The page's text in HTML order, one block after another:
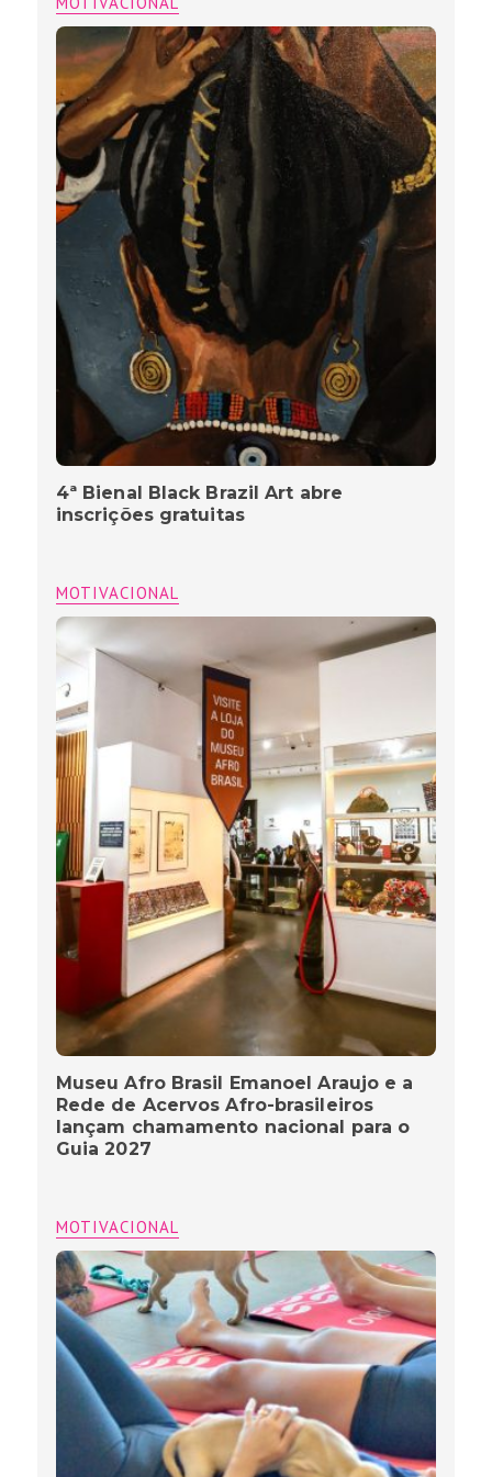
4ª Bienal Black Brazil Art abre
inscrições gratuitas
MOTIVACIONAL
Museu Afro Brasil Emanoel Araujo e a
Rede de Acervos Afro-brasileiros
lançam chamamento nacional para o
Guia 2027
MOTIVACIONAL